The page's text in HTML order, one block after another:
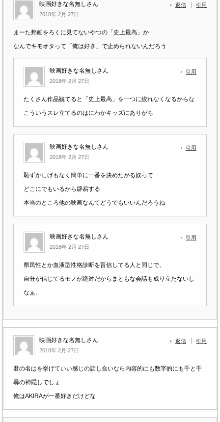
映画好きな名無しさん
2018年 2月 27日
返信 引用
まーた邦画をろくに見てないやつの「史上最高」か
なんでキモオタって「俺は好き」で止められないんだろう
映画好きな名無しさん
2018年 2月 27日
引用
たくさん作品観てると「史上最高」を一つに絞れなくなるからな
こういうスレ立てるのはにわかキッズにありがち
映画好きな名無しさん
2018年 2月 27日
引用
恥ずかしげもなく簡単に一番を決めたがる奴って
どこにでもいるから辟易する
本当のところ他の映画なんてどうでもいいんだろうね
映画好きな名無しさん
2018年 2月 27日
引用
県民性とか血液型性格診断を盲信してる人と同じで。
自分が信じてるモノが絶対だからまともな会話も成り立たないし
なぁ。
映画好きな名無しさん
2018年 2月 27日
返信 引用
君の名はを挙げていい感じの話し合いなら内容的にも数字的にも千と千
尋の神隠しでしょ
俺はAKIRAが一番好きだけどな